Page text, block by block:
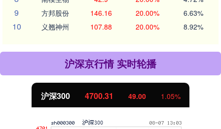
9 方邦股份 146.16 20.00% 6.63%
10 义翘神州 107.88 20.00% 8.92%
沪深京行情 实时轮播
沪深300 4700.31 49.00 1.05%